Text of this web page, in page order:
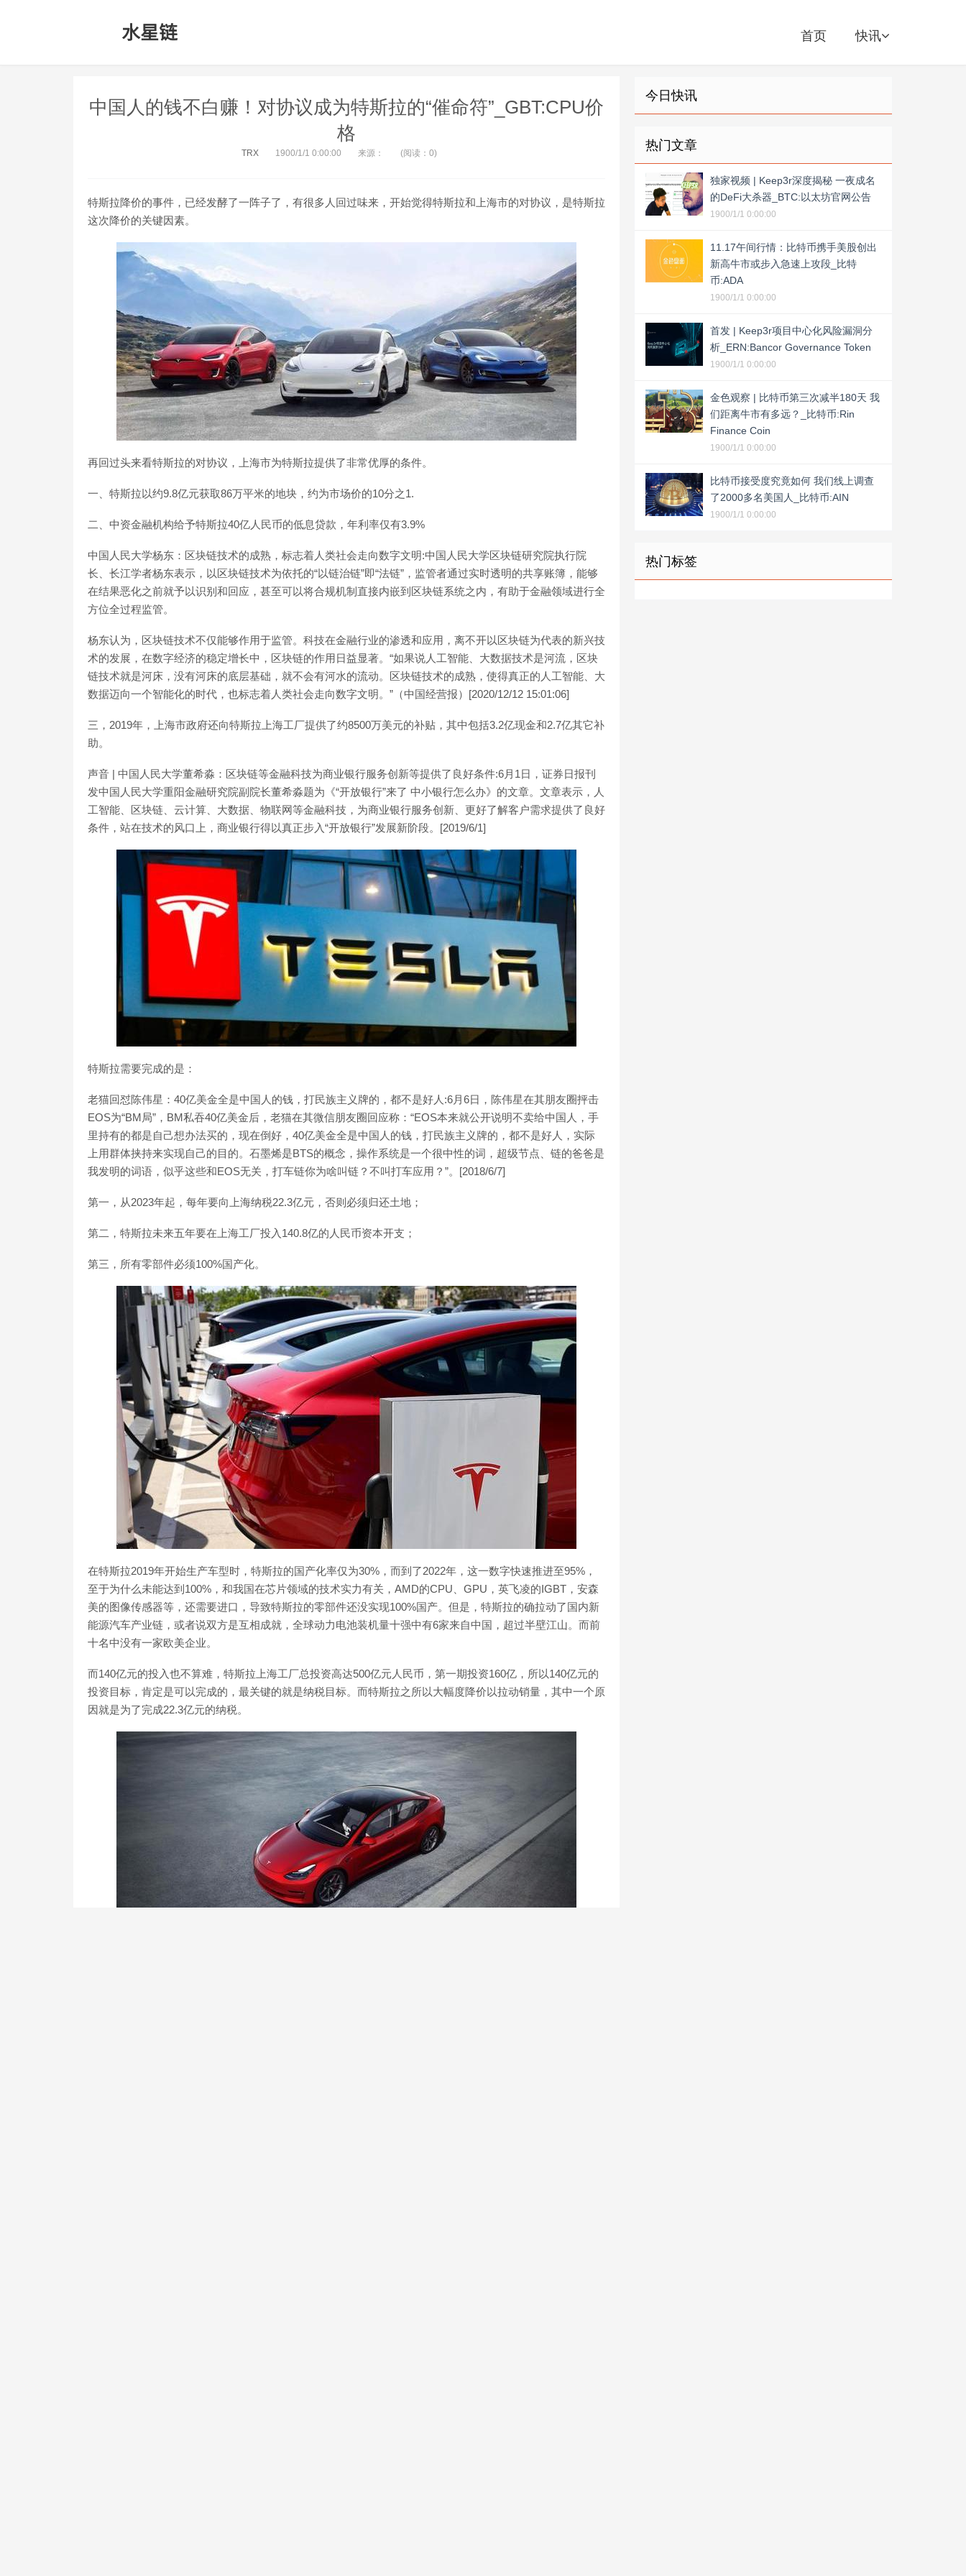
首页 快讯
中国人的钱不白赚！对协议成为特斯拉的“催命符”_GBT:CPU价
格
TRX 1900/1/1 0:00:00 来源： (阅读：0)
特斯拉降价的事件，已经发酵了一阵子了，有很多人回过味来，开始觉得特斯拉和上海市的对协议，是特斯拉
这次降价的关键因素。
再回过头来看特斯拉的对协议，上海市为特斯拉提供了非常优厚的条件。
一、特斯拉以约9.8亿元获取86万平米的地块，约为市场价的10分之1.
二、中资金融机构给予特斯拉40亿人民币的低息贷款，年利率仅有3.9%
中国人民大学杨东：区块链技术的成熟，标志着人类社会走向数字文明:中国人民大学区块链研究院执行院
长、长江学者杨东表示，以区块链技术为依托的“以链治链”即“法链”，监管者通过实时透明的共享账簿，能够
在结果恶化之前就予以识别和回应，甚至可以将合规机制直接内嵌到区块链系统之内，有助于金融领域进行全
方位全过程监管。
杨东认为，区块链技术不仅能够作用于监管。科技在金融行业的渗透和应用，离不开以区块链为代表的新兴技
术的发展，在数字经济的稳定增长中，区块链的作用日益显著。“如果说人工智能、大数据技术是河流，区块
链技术就是河床，没有河床的底层基础，就不会有河水的流动。区块链技术的成熟，使得真正的人工智能、大
数据迈向一个智能化的时代，也标志着人类社会走向数字文明。”（中国经营报）[2020/12/12 15:01:06]
三，2019年，上海市政府还向特斯拉上海工厂提供了约8500万美元的补贴，其中包括3.2亿现金和2.7亿其它补
助。
声音 | 中国人民大学董希淼：区块链等金融科技为商业银行服务创新等提供了良好条件:6月1日，证券日报刊
发中国人民大学重阳金融研究院副院长董希淼题为《“开放银行”来了 中小银行怎么办》的文章。文章表示，人
工智能、区块链、云计算、大数据、物联网等金融科技，为商业银行服务创新、更好了解客户需求提供了良好
条件，站在技术的风口上，商业银行得以真正步入“开放银行”发展新阶段。[2019/6/1]
特斯拉需要完成的是：
老猫回怼陈伟星：40亿美金全是中国人的钱，打民族主义牌的，都不是好人:6月6日，陈伟星在其朋友圈抨击
EOS为“BM局”，BM私吞40亿美金后，老猫在其微信朋友圈回应称：“EOS本来就公开说明不卖给中国人，手
里持有的都是自己想办法买的，现在倒好，40亿美金全是中国人的钱，打民族主义牌的，都不是好人，实际
上用群体挟持来实现自己的目的。石墨烯是BTS的概念，操作系统是一个很中性的词，超级节点、链的爸爸是
我发明的词语，似乎这些和EOS无关，打车链你为啥叫链？不叫打车应用？”。[2018/6/7]
第一，从2023年起，每年要向上海纳税22.3亿元，否则必须归还土地；
第二，特斯拉未来五年要在上海工厂投入140.8亿的人民币资本开支；
第三，所有零部件必须100%国产化。
在特斯拉2019年开始生产车型时，特斯拉的国产化率仅为30%，而到了2022年，这一数字快速推进至95%，
至于为什么未能达到100%，和我国在芯片领域的技术实力有关，AMD的CPU、GPU，英飞凌的IGBT，安森
美的图像传感器等，还需要进口，导致特斯拉的零部件还没实现100%国产。但是，特斯拉的确拉动了国内新
能源汽车产业链，或者说双方是互相成就，全球动力电池装机量十强中有6家来自中国，超过半壁江山。而前
十名中没有一家欧美企业。
而140亿元的投入也不算难，特斯拉上海工厂总投资高达500亿元人民币，第一期投资160亿，所以140亿元的
投资目标，肯定是可以完成的，最关键的就是纳税目标。而特斯拉之所以大幅度降价以拉动销量，其中一个原
因就是为了完成22.3亿元的纳税。
今日快讯
热门文章
独家视频 | Keep3r深度揭秘 一夜成名
的DeFi大杀器_BTC:以太坊官网公告
1900/1/1 0:00:00
11.17午间行情：比特币携手美股创出
新高牛市或步入急速上攻段_比特
币:ADA
1900/1/1 0:00:00
首发 | Keep3r项目中心化风险漏洞分
析_ERN:Bancor Governance Token
1900/1/1 0:00:00
金色观察 | 比特币第三次减半180天 我
们距离牛市有多远？_比特币:Rin
Finance Coin
1900/1/1 0:00:00
比特币接受度究竟如何 我们线上调查
了2000多名美国人_比特币:AIN
1900/1/1 0:00:00
热门标签